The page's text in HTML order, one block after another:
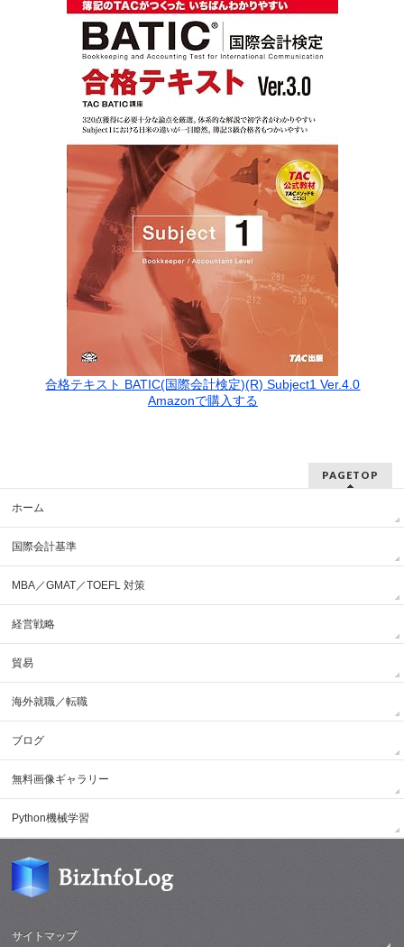
合格テキスト BATIC(国際会計検定)(R) Subject1 Ver.4.0
Amazonで購入する
PAGETOP
ホーム
国際会計基準
MBA／GMAT／TOEFL 対策
経営戦略
貿易
海外就職／転職
ブログ
無料画像ギャラリー
Python機械学習
サイトマップ